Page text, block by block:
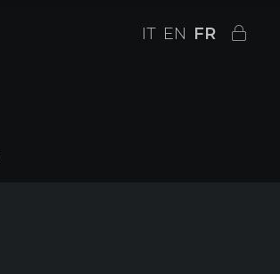
IT EN FR